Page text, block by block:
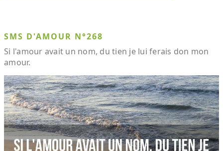
SMS D'AMOUR N°268
Si l'amour avait un nom, du tien je lui ferais don mon
amour.